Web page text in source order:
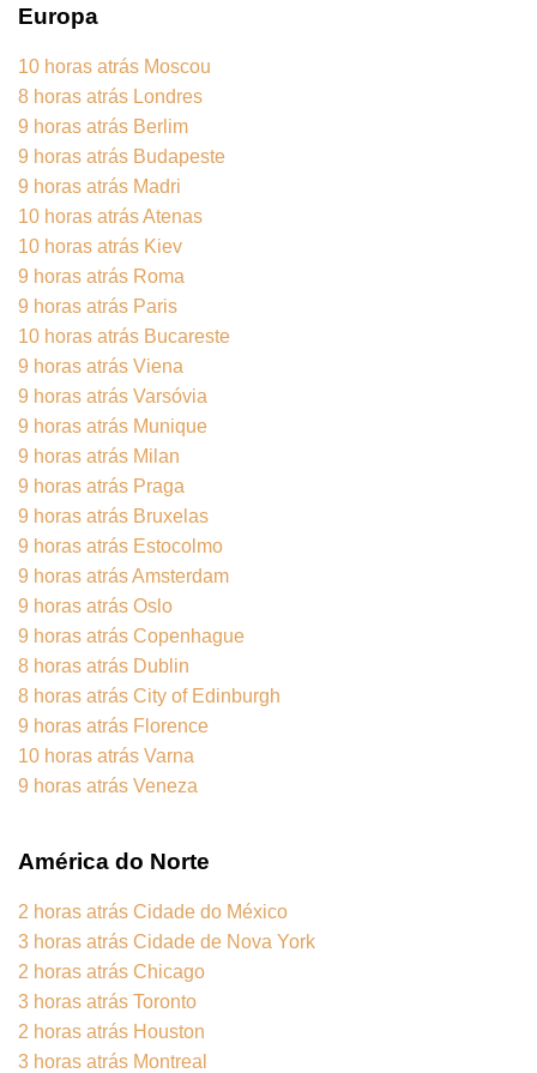
Europa
10 horas atrás Moscou
8 horas atrás Londres
9 horas atrás Berlim
9 horas atrás Budapeste
9 horas atrás Madri
10 horas atrás Atenas
10 horas atrás Kiev
9 horas atrás Roma
9 horas atrás Paris
10 horas atrás Bucareste
9 horas atrás Viena
9 horas atrás Varsóvia
9 horas atrás Munique
9 horas atrás Milan
9 horas atrás Praga
9 horas atrás Bruxelas
9 horas atrás Estocolmo
9 horas atrás Amsterdam
9 horas atrás Oslo
9 horas atrás Copenhague
8 horas atrás Dublin
8 horas atrás City of Edinburgh
9 horas atrás Florence
10 horas atrás Varna
9 horas atrás Veneza
América do Norte
2 horas atrás Cidade do México
3 horas atrás Cidade de Nova York
2 horas atrás Chicago
3 horas atrás Toronto
2 horas atrás Houston
3 horas atrás Montreal